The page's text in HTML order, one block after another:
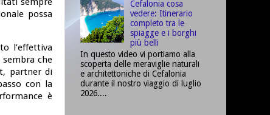
possa
l’effettiva
che
partner di
con la
è
Cefalonia cosa
vedere: Itinerario
completo tra le
spiagge e i borghi
più belli
In questo video vi portiamo alla
scoperta delle meraviglie naturali
e architettoniche di Cefalonia
durante il nostro viaggio di luglio
2026....